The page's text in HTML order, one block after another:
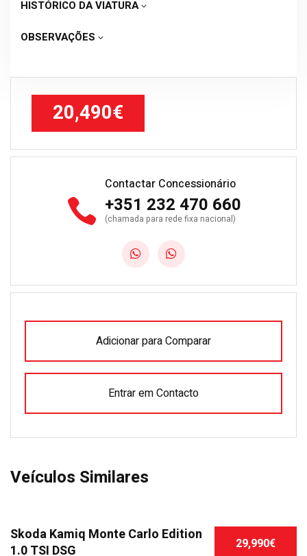
HISTÓRICO DA VIATURA
OBSERVAÇÕES
20,490€
Contactar Concessionário
+351 232 470 660
(chamada para rede fixa nacional)
Adicionar para Comparar
Entrar em Contacto
Veículos Similares
29,990€
Skoda Kamiq Monte Carlo Edition
1.0 TSI DSG